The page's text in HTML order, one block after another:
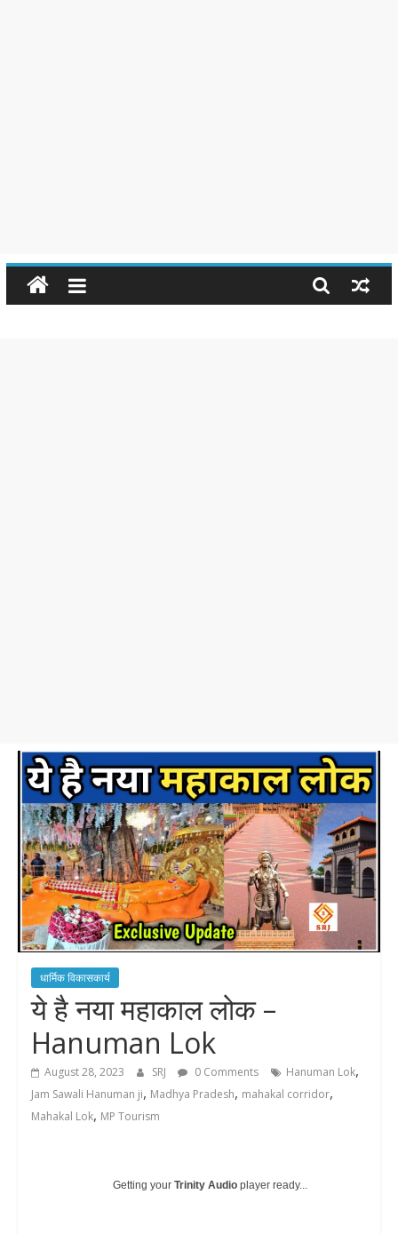
धार्मिक विकासकार्य
ये है नया महाकाल लोक –
Hanuman Lok
August 28, 2023 SRJ 0 Comments Hanuman Lok,
Jam Sawali Hanuman ji, Madhya Pradesh, mahakal corridor,
Mahakal Lok, MP Tourism
Getting your Trinity Audioplayer ready...